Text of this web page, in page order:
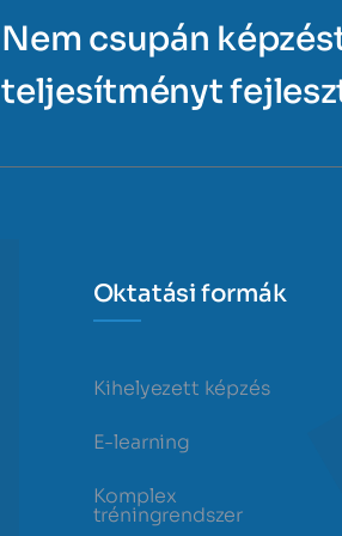
Nem csupán
teljesítményt
Oktatási formák
Kihelyezett képzés
E-learning
Komplex
tréningrendszer